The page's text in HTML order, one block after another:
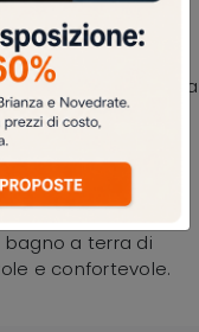
BD013 di
connota il
con grande
più solo una stanza
la stessa
rinomato brand
così da
personalizzabile,
di soluzioni
bagno a terra di
e confortevole.